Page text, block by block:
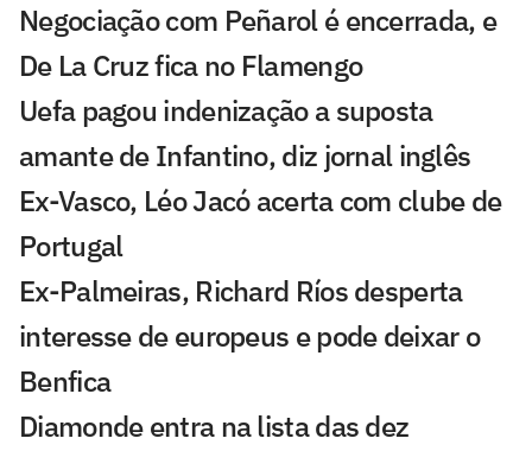
Negociação com Peñarol é encerrada, e
De La Cruz fica no Flamengo
Uefa pagou indenização a suposta
amante de Infantino, diz jornal inglês
Ex-Vasco, Léo Jacó acerta com clube de
Portugal
Ex-Palmeiras, Richard Ríos desperta
interesse de europeus e pode deixar o
Benfica
Diamonde entra na lista das dez